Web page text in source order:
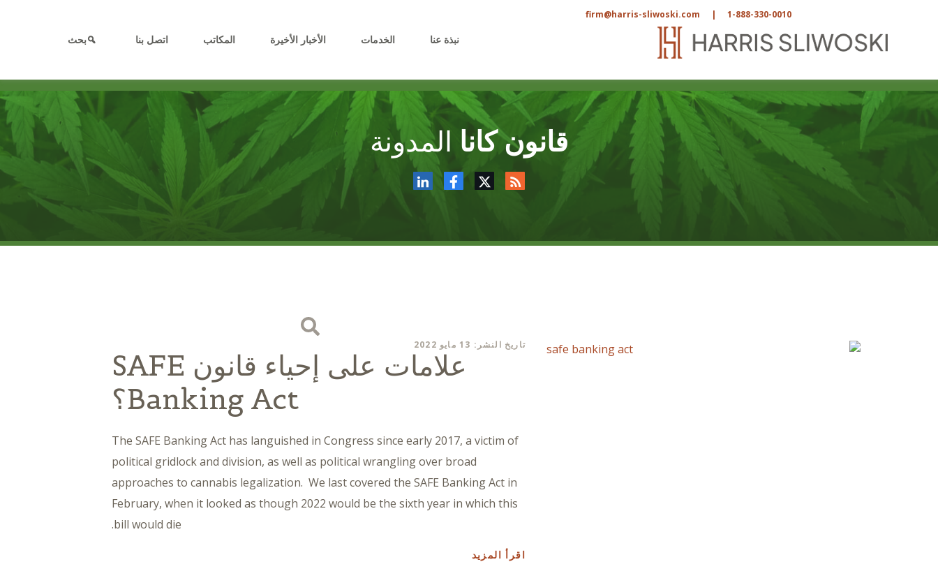
1-888-330-0010
|
firm@harris-sliwoski.com
نبذة عنا الخدمات الأخبار الأخيرة المكاتب اتصل بنا بحث
قانون كانا المدونة
تاريخ النشر: 13 مايو 2022
علامات على إحياء قانون SAFE
Banking Act؟
The SAFE Banking Act has languished in Congress since early 2017, a victim of
political gridlock and division, as well as political wrangling over broad
approaches to cannabis legalization. We last covered the SAFE Banking Act in
February, when it looked as though 2022 would be the sixth year in which this
bill would die.
اقرأ المزيد